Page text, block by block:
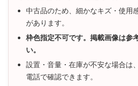
中古品のため、細かなキズ・使用
があります。
枠色指定不可です。掲載画像は参
い。
設置・音量・在庫が不安な場合は
電話で確認できます。